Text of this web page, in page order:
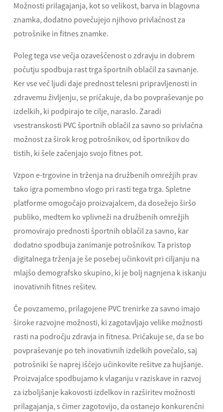
Možnosti prilagajanja, kot so velikost, barva in blagovna
znamka, dodatno povečujejo njihovo privlačnost za
potrošnike in fitnes znamke.
Poleg tega vse večja ozaveščenost o zdravju in dobrem
počutju spodbuja rast trga športnih oblačil za savnanje.
Ker vse več ljudi daje prednost telesni pripravljenosti in
zdravemu življenju, se pričakuje, da bo povpraševanje po
izdelkih, ki podpirajo te cilje, naraslo. Zaradi
vsestranskosti PVC športnih oblačil za savno so privlačna
možnost za širok krog potrošnikov, od športnikov do
tistih, ki šele začenjajo svojo fitnes pot.
Vzpon e-trgovine in trženja na družbenih omrežjih prav
tako igra pomembno vlogo pri rasti tega trga. Spletne
platforme omogočajo proizvajalcem, da dosežejo širšo
publiko, medtem ko vplivneži na družbenih omrežjih
promovirajo prednosti športnih oblačil za savno, kar
dodatno spodbuja zanimanje potrošnikov. Ta pristop
digitalnega trženja je še posebej učinkovit pri ciljanju na
mlajšo demografsko skupino, ki je bolj nagnjena k iskanju
inovativnih fitnes rešitev.
Če povzamemo, prilagojene PVC trenirke za savno imajo
široke razvojne možnosti, ki zagotavljajo velike možnosti
rasti na področju zdravja in fitnesa. Pričakuje se, da se bo
povpraševanje po teh inovativnih izdelkih povečalo, saj
potrošniki še naprej iščejo učinkovite rešitve za hujšanje.
Proizvajalce spodbujamo k vlaganju v raziskave in razvoj
za izboljšanje kakovosti izdelkov in razširitev možnosti
prilagajanja, s čimer zagotovijo, da ostanejo konkurenčni